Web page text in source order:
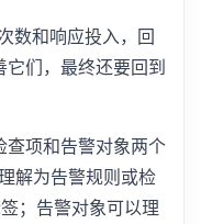
数和响应投入，回
们，最终还要回到
项和告警对象两个
解为告警规则或检
；告警对象可以理